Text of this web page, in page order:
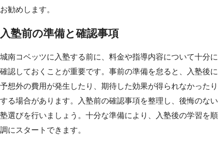
お勧めします。
入塾前の準備と確認事項
城南コベッツに入塾する前に、料金や指導内容について十分に
確認しておくことが重要です。事前の準備を怠ると、入塾後に
予想外の費用が発生したり、期待した効果が得られなかったり
する場合があります。入塾前の確認事項を整理し、後悔のない
塾選びを行いましょう。十分な準備により、入塾後の学習を順
調にスタートできます。